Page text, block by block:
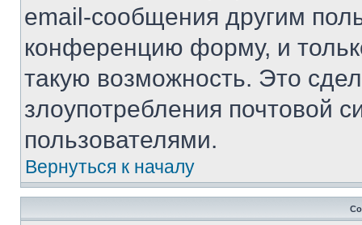
email-сообщения другим
конференцию форму, и
такую возможность. Это
злоупотребления почтовой
пользователями.
Вернуться к началу